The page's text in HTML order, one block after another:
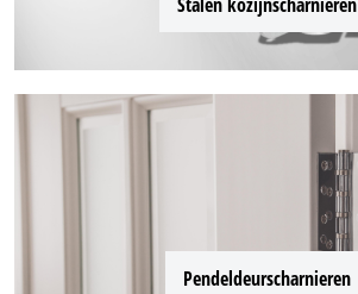
Pendeldeurscharnieren